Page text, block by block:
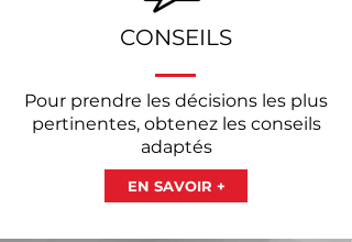
CONSEILS
Pour prendre les décisions les plus
pertinentes, obtenez les conseils
adaptés
EN SAVOIR +